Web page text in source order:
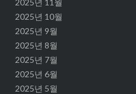
2025년 10월
2025년 9월
2025년 8월
2025년 7월
2025년 6월
2025년 5월